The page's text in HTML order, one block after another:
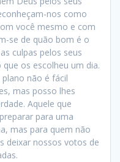
nos como
você mesmo e com
se de quão bom é o
culpas pelos seus
os escolheu um dia.
não é fácil
mas posso lhes
Aquele que
para uma
mas para quem não
deixar nossos votos de